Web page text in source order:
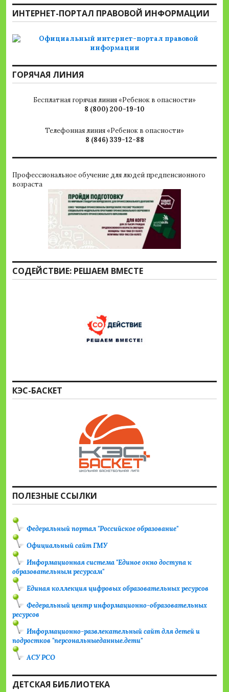
ИНТЕРНЕТ-ПОРТАЛ ПРАВОВОЙ ИНФОРМАЦИИ
ГОРЯЧАЯ ЛИНИЯ
Бесплатная горячая линия «Ребенок в опасности»
8 (800) 200-19-10
Телефонная линия «Ребенок в опасности»
8 (846) 339-12-88
Профессиональное обучение для людей предпенсионного
возраста
СОДЕЙСТВИЕ: РЕШАЕМ ВМЕСТЕ
КЭС-БАСКЕТ
ПОЛЕЗНЫЕ ССЫЛКИ
Федеральный портал "Российское образование"
Официальный сайт ГМУ
Информационная система "Единое окно доступа к
образовательным ресурсам"
Единая коллекция цифровых образовательных ресурсов
Федеральный центр информационно-образовательных
ресурсов
Информационно-развлекательный сайт для детей и
подростков "персональныеданные.дети"
АСУ РСО
ДЕТСКАЯ БИБЛИОТЕКА